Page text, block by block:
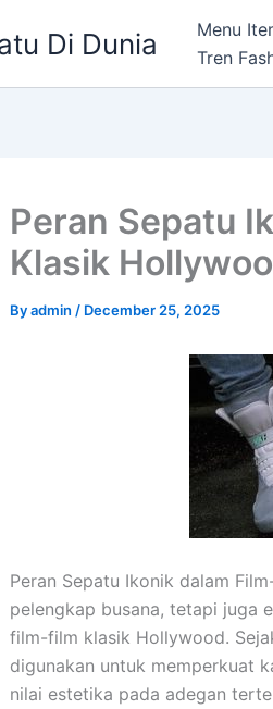
Di Dunia Menu
Tren
Peran Sepatu
Klasik
Byadmin / December 25, 2025
Peran Sepatu Ikonik dalam
pelengkap busana, tetapi juga
film-film klasik Hollywood.
digunakan untuk memperkuat
nilai estetika pada adegan